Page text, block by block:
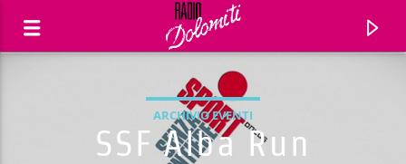
ARCHIVIO EVENTI
SSF Alba Run